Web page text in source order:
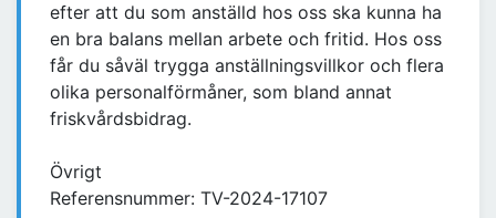
efter att du som anställd hos oss ska kunna ha
en bra balans mellan arbete och fritid. Hos oss
får du såväl trygga anställningsvillkor och flera
olika personalförmåner, som bland annat
friskvårdsbidrag.
Övrigt
Referensnummer: TV-2024-17107